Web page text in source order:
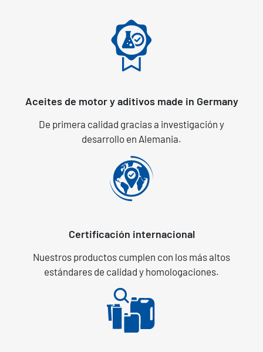
Aceites de motor y aditivos made in Germany
De primera calidad gracias a investigación y
desarrollo en Alemania.
Certificación internacional
Nuestros productos cumplen con los más altos
estándares de calidad y homologaciones.